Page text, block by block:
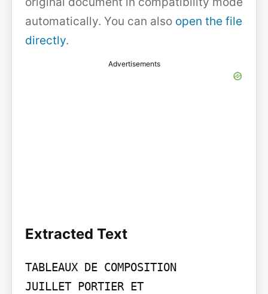
automatically. You can also open the file
directly.
Advertisements
Extracted Text
TABLEAUX DE COMPOSITION
JUILLET PORTIER ET